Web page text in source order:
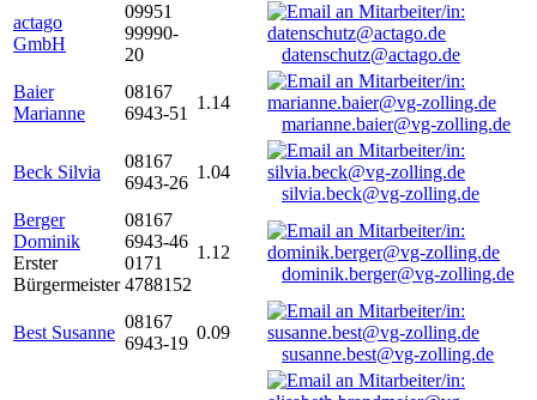
actago
GmbH
09951
99990-
20
datenschutz@actago.de
Baier
Marianne
08167
6943-51
1.14
marianne.baier@vg-zolling.de
Beck Silvia
08167
6943-26
1.04
silvia.beck@vg-zolling.de
Berger
Dominik
Erster
Bürgermeister
08167
6943-46
0171
4788152
1.12
dominik.berger@vg-zolling.de
Best Susanne
08167
6943-19
0.09
susanne.best@vg-zolling.de